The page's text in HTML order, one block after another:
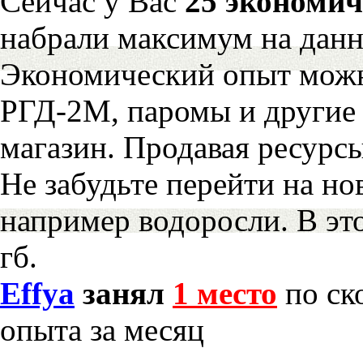
набрали максимум на
Экономический опыт
РГД-2М, паромы и другие
магазин. Продавая
Не забудьте перейти на
например водоросли. В
гб.
Effya занял 1 место по
опыта за месяц